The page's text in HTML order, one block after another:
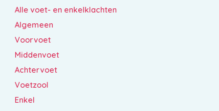
Alle voet- en enkelklachten
Algemeen
Voorvoet
Middenvoet
Achtervoet
Voetzool
Enkel